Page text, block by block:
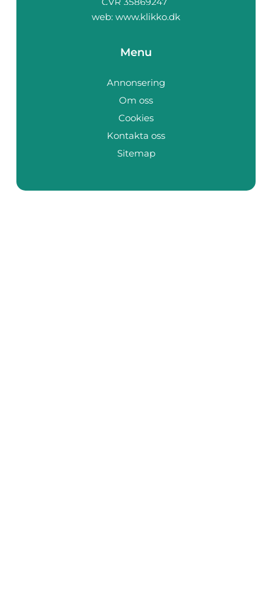
web: www.klikko.dk
Menu
Annonsering
Om oss
Cookies
Kontakta oss
Sitemap